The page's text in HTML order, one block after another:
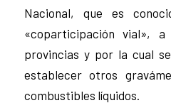
Nacional, que es
«coparticipación vial»,
provincias y por la cual
establecer otros
combustibles líquidos.